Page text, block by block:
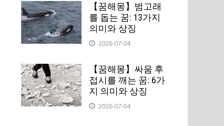
【꿈해몽】범고래
를 돕는 꿈: 13가지
의미와 상징
2026-07-04
【꿈해몽】싸움 후
접시를 깨는 꿈: 6가
지 의미와 상징
2026-07-04